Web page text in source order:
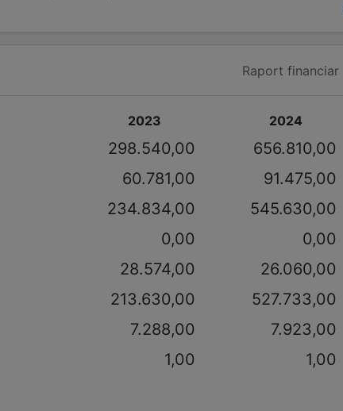
Raport financiar
2023 2024
298.540,00 656.810,00
60.781,00 91.475,00
234.834,00 545.630,00
0,00 0,00
28.574,00 26.060,00
213.630,00 527.733,00
7.288,00 7.923,00
1,00 1,00